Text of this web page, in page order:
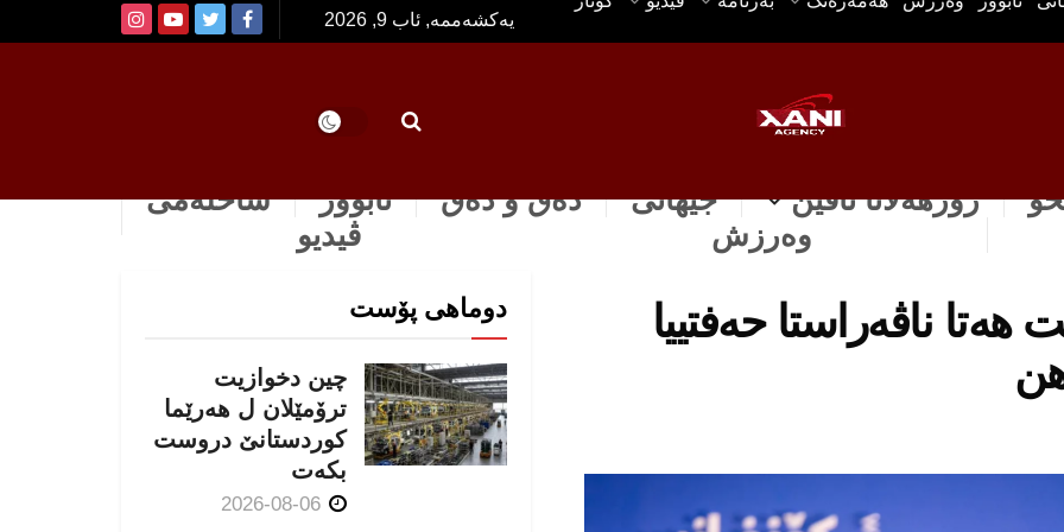
یەکشەممە, ئاب 9, 2026
رۆژهه‌لاتا ناڤین جیهانی دەق و دەق ئابوور
ساخله‌می
وه‌رزش
ڤیدیو
ناڤه‌راستا حه‌فتییا دوماهی پۆست
چین دخوازیت
ترۆمێلان ل هەرێما
كوردستانێ دروست
بكەت